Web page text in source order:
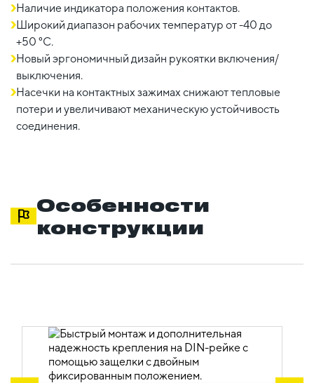
Наличие индикатора положения контактов.
Широкий диапазон рабочих температур от -40 до
+50 °С.
Новый эргономичный дизайн рукоятки включения/
выключения.
Насечки на контактных зажимах снижают тепловые
потери и увеличивают механическую устойчивость
соединения.
Особенности
конструкции